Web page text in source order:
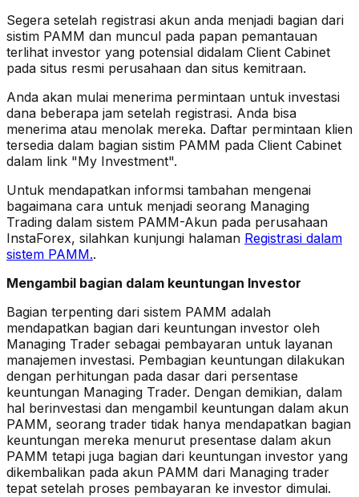
Segera setelah registrasi akun anda menjadi bagian dari
sistim PAMM dan muncul pada papan pemantauan
terlihat investor yang potensial didalam Client Cabinet
pada situs resmi perusahaan dan situs kemitraan.
Anda akan mulai menerima permintaan untuk investasi
dana beberapa jam setelah registrasi. Anda bisa
menerima atau menolak mereka. Daftar permintaan klien
tersedia dalam bagian sistim PAMM pada Client Cabinet
dalam link "My Investment".
Untuk mendapatkan informsi tambahan mengenai
bagaimana cara untuk menjadi seorang Managing
Trading dalam sistem PAMM-Akun pada perusahaan
InstaForex, silahkan kunjungi halaman Registrasi dalam
sistem PAMM..
Mengambil bagian dalam keuntungan Investor
Bagian terpenting dari sistem PAMM adalah
mendapatkan bagian dari keuntungan investor oleh
Managing Trader sebagai pembayaran untuk layanan
manajemen investasi. Pembagian keuntungan dilakukan
dengan perhitungan pada dasar dari persentase
keuntungan Managing Trader. Dengan demikian, dalam
hal berinvestasi dan mengambil keuntungan dalam akun
PAMM, seorang trader tidak hanya mendapatkan bagian
keuntungan mereka menurut presentase dalam akun
PAMM tetapi juga bagian dari keuntungan investor yang
dikembalikan pada akun PAMM dari Managing trader
tepat setelah proses pembayaran ke investor dimulai.